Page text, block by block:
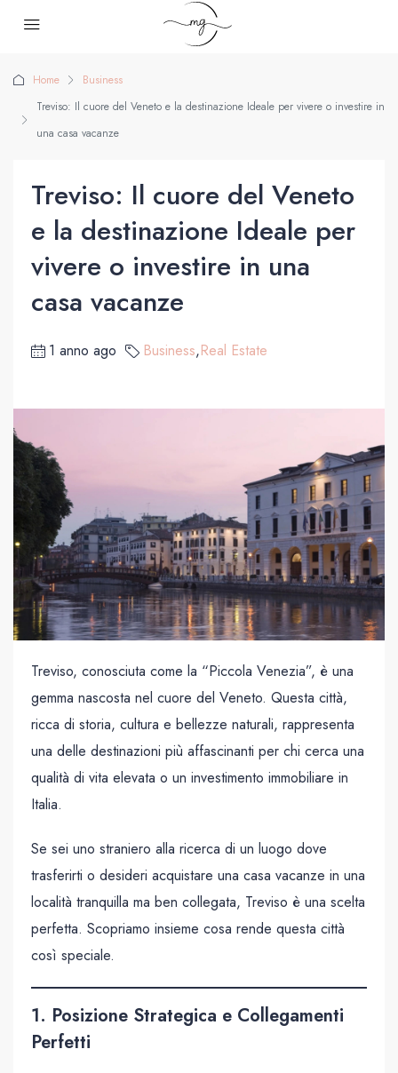
Home
Business
Treviso: Il cuore del Veneto e la destinazione Ideale per vivere o investire in
una casa vacanze
Treviso: Il cuore del Veneto
e la destinazione Ideale per
vivere o investire in una
casa vacanze
1 anno ago Business,Real Estate
Treviso, conosciuta come la “Piccola Venezia”, è una
gemma nascosta nel cuore del Veneto. Questa città,
ricca di storia, cultura e bellezze naturali, rappresenta
una delle destinazioni più affascinanti per chi cerca una
qualità di vita elevata o un investimento immobiliare in
Italia.
Se sei uno straniero alla ricerca di un luogo dove
trasferirti o desideri acquistare una casa vacanze in una
località tranquilla ma ben collegata, Treviso è una scelta
perfetta. Scopriamo insieme cosa rende questa città
così speciale.
1. Posizione Strategica e Collegamenti
Perfetti